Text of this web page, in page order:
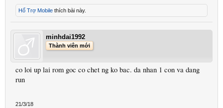
Hổ Trợ Mobile thích bài này.
minhdai1992
Thành viên mới
co loi up lai rom goc co chet ng ko bac. da nhan 1 con va dang
run
21/3/18